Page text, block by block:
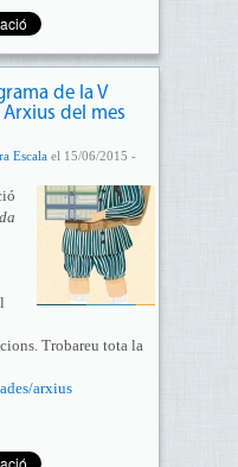
de la V
del mes
Escalael 15/06/2015 -
Trobareu tota la
arxius